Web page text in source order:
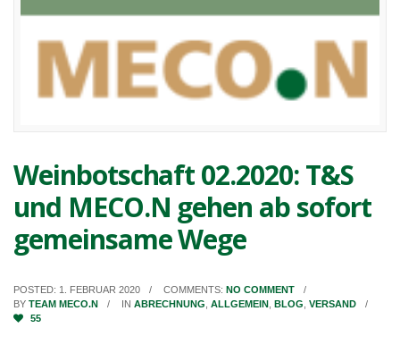
Weinbotschaft 02.2020: T&S
und MECO.N gehen ab sofort
gemeinsame Wege
POSTED: 1. FEBRUAR 2020 COMMENTS: NO COMMENT
BY TEAM MECO.N IN ABRECHNUNG ALLGEMEIN BLOG VERSAND
55